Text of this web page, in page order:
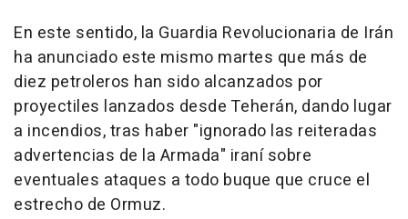
En este sentido, la Guardia Revolucionaria de Irán
ha anunciado este mismo martes que más de
diez petroleros han sido alcanzados por
proyectiles lanzados desde Teherán, dando lugar
a incendios, tras haber "ignorado las reiteradas
advertencias de la Armada" iraní sobre
eventuales ataques a todo buque que cruce el
estrecho de Ormuz.